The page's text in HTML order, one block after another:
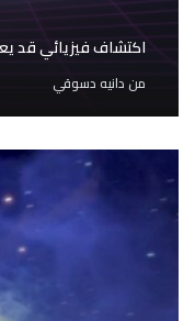
اكتشاف فيزيائي قد
مندانيه دسوقي